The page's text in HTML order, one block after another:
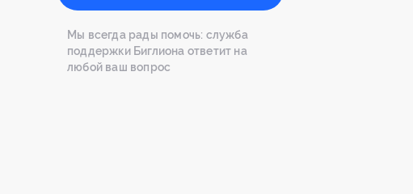
Мы всегда рады помочь: служба
поддержки Биглиона ответит на
любой ваш вопрос